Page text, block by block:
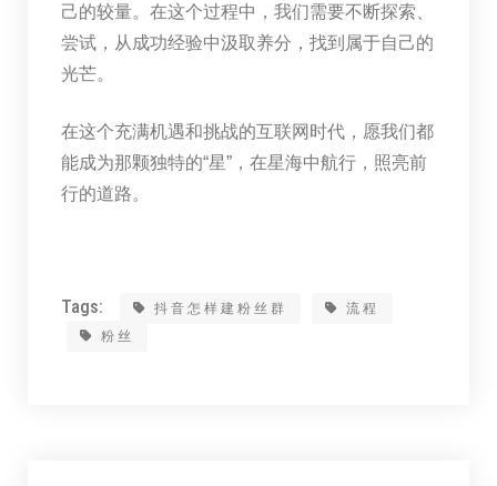
己的较量。在这个过程中，我们需要不断探索、
尝试，从成功经验中汲取养分，找到属于自己的
光芒。
在这个充满机遇和挑战的互联网时代，愿我们都
能成为那颗独特的“星”，在星海中航行，照亮前
行的道路。
Tags: 抖音怎样建粉丝群
流程
粉丝